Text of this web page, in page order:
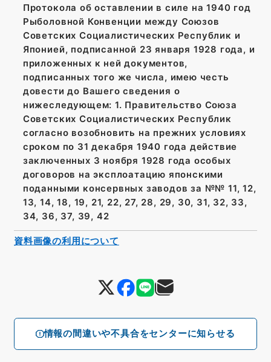
情報の間違いや不具合をセンターに知らせる
Протокола об оставлении в силе на 1940 год
Рыболовной Конвенции между Союзов
Советских Социалистических Республик и
Японией, подписанной 23 января 1928 года, и
приложенных к ней документов,
подписанных того же числа, имею честь
довести до Вашего сведения о
нижеследующем: 1. Правительство Союза
Советских Социалистических Республик
согласно возобновить на прежних условиях
сроком по 31 декабря 1940 года действие
заключенных 3 ноября 1928 года особых
договоров на эксплоатацию японскими
поданными консервных заводов за №№ 11, 12,
13, 14, 18, 19, 21, 22, 27, 28, 29, 30, 31, 32, 33,
34, 36, 37, 39, 42
資料画像の利用について